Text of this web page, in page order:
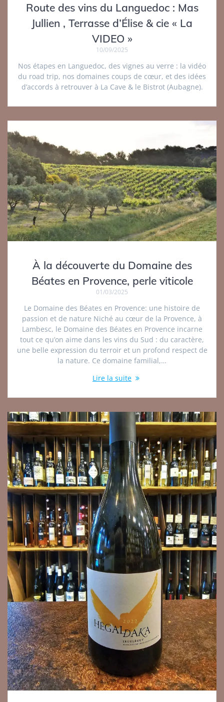
Route des vins du Languedoc : Mas
Jullien , Terrasse d’Élise & cie « La
VIDEO »
10/09/2025
Nos étapes en Languedoc, des vignes au verre : la vidéo
du road trip, nos domaines coups de cœur, et des idées
d’accords à retrouver à La Cave & le Bistrot (Aubagne).
À la découverte du Domaine des
Béates en Provence, perle viticole
01/03/2025
Le Domaine des Béates en Provence: une histoire de
passion et de nature Niché au cœur de la Provence, à
Lambesc, le Domaine des Béates en Provence incarne
tout ce qu’on aime dans les vins du Sud : du caractère,
une belle expression du terroir et un profond respect de
la nature. Ce domaine familial,…
Lire la suite